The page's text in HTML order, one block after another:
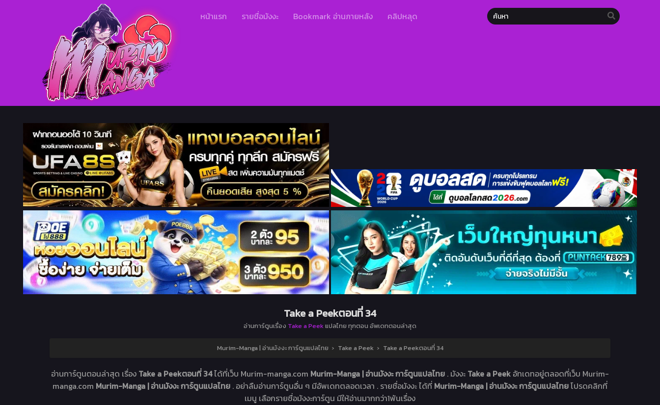
หน้าแรก รายชื่อมังงะ Bookmark อ่านภายหลัง คลิปหลุด
Take a Peekตอนที่ 34
อ่านการ์ตูนเรื่อง Take a Peekแปลไทย ทุกตอน อัพเดทตอนล่าสุด
Murim-Manga | อ่านมังงะ การ์ตูนแปลไทย › Take a Peek › Take a Peekตอนที่ 34
อ่านการ์ตูนตอนล่าสุด เรื่อง Take a Peekตอนที่ 34ได้ที่เว็บ Murim-manga.com Murim-Manga | อ่านมังงะ การ์ตูนแปลไทย . มังงะ Take a Peek อัทเดทอยู่ตลอดที่เว็บ Murim-
manga.com Murim-Manga | อ่านมังงะ การ์ตูนแปลไทย . อย่าลืมอ่านการ์ตูนอื่น ๆ มีอัพเดทตลอดเวลา . รายชื่อมังงะ ได้ที่ Murim-Manga | อ่านมังงะ การ์ตูนแปลไทยโปรดคลิกที่
เมนู เลือกรายชื่อมังงะการ์ตูน มีให้อ่านมากกว่า1พันเรื่อง